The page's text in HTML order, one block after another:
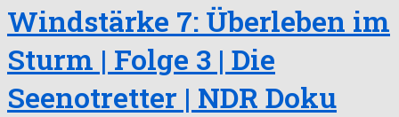
Windstärke 7: Überleben im
Sturm | Folge 3 | Die
Seenotretter | NDR Doku